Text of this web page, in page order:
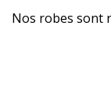
Nos robes sont